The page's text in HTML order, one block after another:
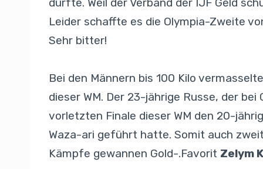
durfte. Weil der Verband der IJF Geld
Leider schaffte es die Olympia-Zweite
Sehr bitter!
Bei den Männern bis 100 Kilo
dieser WM. Der 23-jährige Russe, der
vorletzten Finale dieser WM den 20-
Waza-ari geführt hatte. Somit auch
Kämpfe gewannen Gold-.Favorit Zelym